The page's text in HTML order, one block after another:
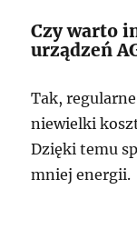
Czy warto
urządzeń
Tak,
niewielki
Dzięki temu
mniej energii.